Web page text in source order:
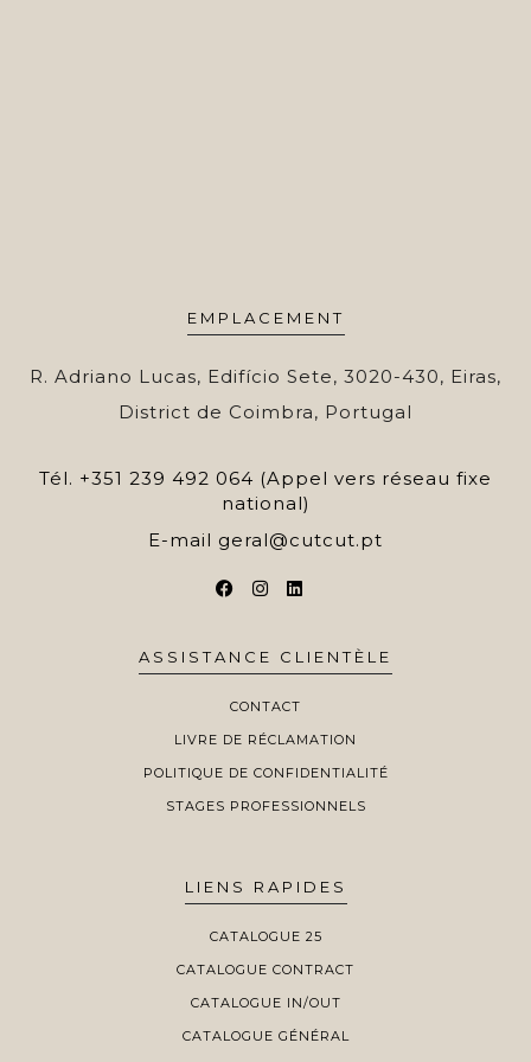
EMPLACEMENT
R. Adriano Lucas, Edifício Sete, 3020-430, Eiras,
District de Coimbra, Portugal
Tél. +351 239 492 064 (Appel vers réseau fixe
national)
E-mail geral@cutcut.pt
ASSISTANCE CLIENTÈLE
CONTACT
LIVRE DE RÉCLAMATION
POLITIQUE DE CONFIDENTIALITÉ
STAGES PROFESSIONNELS
LIENS RAPIDES
CATALOGUE 25
CATALOGUE CONTRACT
CATALOGUE IN/OUT
CATALOGUE GÉNÉRAL